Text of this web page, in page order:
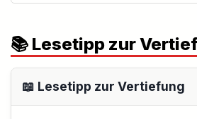
📚 Lesetipp zur
📖 Lesetipp zur Vertiefung